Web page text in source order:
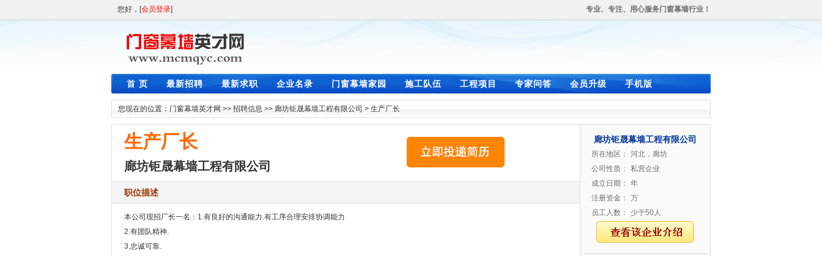
您好，[会员登录] 专业、专注、用心服务门窗幕墙行业！
首 页 最新招聘 最新求职 企业名录 门窗幕墙家园 施工队伍 工程项目 专家问答 会员升级 手机版
您现在的位置： 门窗幕墙英才网 >> 招聘信息 >> 廊坊钜晟幕墙工程有限公司 > 生产厂长
生产厂长
廊坊钜晟幕墙工程有限公司
职位描述
本公司现招厂长一名：1.有良好的沟通能力.有工序合理安排协调能力
2.有团队精神.
3.忠诚可靠.
廊坊钜晟幕墙工程有限公司
所在地区：
河北，廊坊
公司性质：
私营企业
成立日期：
年
注册资金：
万
员工人数：
少于50人